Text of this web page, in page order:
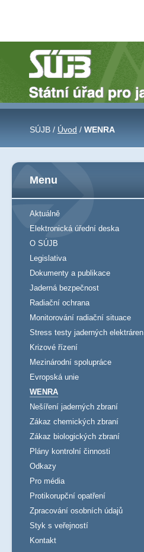
SÚJB / Úvod / WENRA
Menu
Aktuálně
Elektronická úřední deska
O SÚJB
Legislativa
Dokumenty a publikace
Jaderná bezpečnost
Radiační ochrana
Monitorování radiační situace
Stress testy jaderných elektráren
Krizové řízení
Mezinárodní spolupráce
Evropská unie
WENRA
Nešíření jaderných zbraní
Zákaz chemických zbraní
Zákaz biologických zbraní
Plány kontrolní činnosti
Odkazy
Pro média
Protikorupční opatření
Zpracování osobních údajů
Styk s veřejností
Kontakt